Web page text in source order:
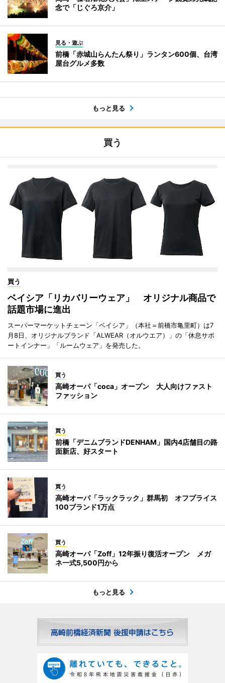
念で「じぐろ京介」
見る・遊ぶ
前橋「赤城山らんたん祭り」ランタン600個、台湾
屋台グルメ多数
もっと見る
買う
買う
ベイシア「リカバリーウェア」 オリジナル商品で
話題市場に進出
スーパーマーケットチェーン「ベイシア」（本社＝前橋市亀里町）は7
月8日、オリジナルブランド「ALWEAR（オルウエア）」の「休息サポ
ートインナー」「ルームウェア」を発売した。
買う
高崎オーパ「coca」オープン 大人向けファスト
ファッション
買う
前橋「デニムブランドDENHAM」国内4店舗目の路
面新店、好スタート
買う
高崎オーパ「ラックラック」群馬初 オフプライス
100ブランド1万点
買う
高崎オーパ「Zoff」12年振り復活オープン メガ
ネ一式5,500円から
もっと見る